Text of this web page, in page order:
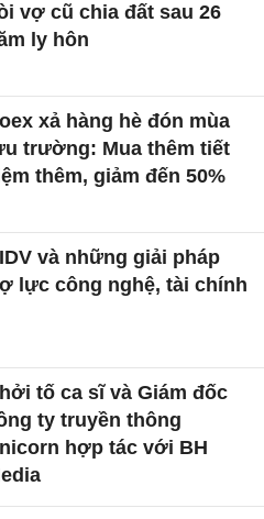
vợ cũ chia đất sau 26
ly hôn
xả hàng hè đón mùa
trường: Mua thêm tiết
thêm, giảm đến 50%
và những giải pháp
lực công nghệ, tài chính
tố ca sĩ và Giám đốc
ty truyền thông
hợp tác với BH